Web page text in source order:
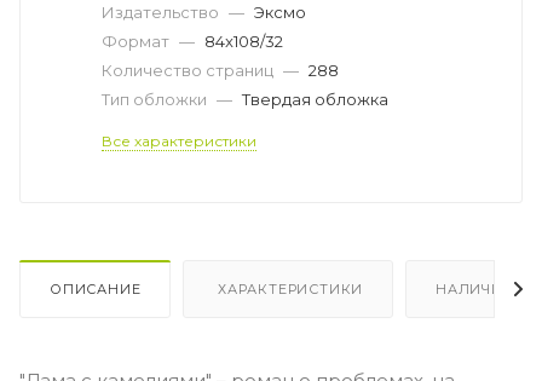
Издательство — Эксмо
Формат — 84x108/32
Количество страниц — 288
Тип обложки — Твердая обложка
Все характеристики
ОПИСАНИЕ ХАРАКТЕРИСТИКИ НАЛИЧИЕ